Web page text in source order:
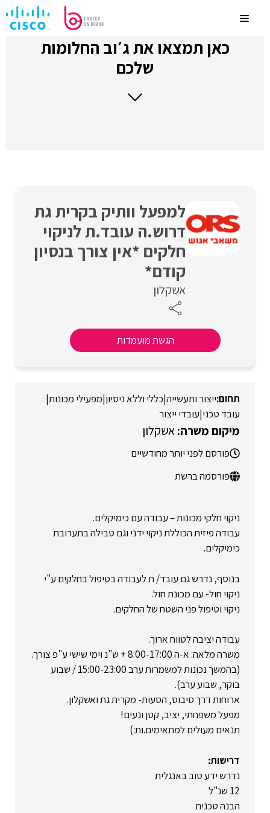
לתוכןMenu
כאן תמצאו את ג׳וב החלומות
שלכם
למפעל וותיק בקרית גת
דרוש.ה עובד.ת לניקוי
חלקים *אין צורך בנסיון
קודם*
אשקלון
הגשת מועמדות
ייצור ותעשייה|כללי וללא ניסיון|מפעילי מכונות|
עובד טכני|עובדי ייצור
אשקלון
פורסם לפני יותר מחודשיים
פורסמה ברשת
ניקוי חלקי מכונות – עבודה עם כימיקלים.
עבודה פיזית הכוללת ניקוי ידני וגם טבילה בתערובת
כימיקלים.
בנוסף, נדרש גם עובד/ ת לעבודה בטיפול בחלקים ע"י
ניקוי חול- עם מכונת חול.
ניקוי וטיפול פני השטח של החלקים.
עבודה יציבה לטווח ארוך.
משרה מלאה: א-ה 8:00-17:00 + ש"נ וימי שישי ע"פ צורך.
(בהמשך נכונות למשמרות ערב 15:00-23:00 / שבוע
בוקר, שבוע ערב).
ארוחות דרך סיבוס, הסעות- מקרית גת ואשקלון.
מפעל משפחתי, יציב, קטן ונעים!
תנאים מעולים למתאימים.ות:)
דרישות:
נדרש ידע טוב באנגלית
12 שנ"ל
הבנה טכנית